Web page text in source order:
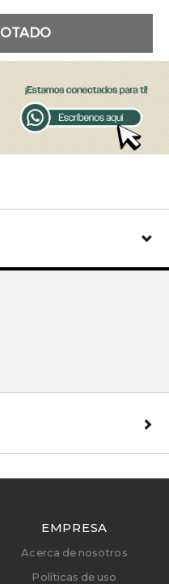
EMPRESA
Acerca de nosotros
Políticas de uso